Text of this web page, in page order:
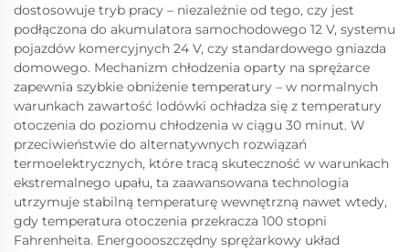
dostosowuje tryb pracy – niezależnie od tego, czy jest
podłączona do akumulatora samochodowego 12 V, systemu
pojazdów komercyjnych 24 V, czy standardowego gniazda
domowego. Mechanizm chłodzenia oparty na sprężarce
zapewnia szybkie obniżenie temperatury – w normalnych
warunkach zawartość lodówki ochładza się z temperatury
otoczenia do poziomu chłodzenia w ciągu 30 minut. W
przeciwieństwie do alternatywnych rozwiązań
termoelektrycznych, które tracą skuteczność w warunkach
ekstremalnego upału, ta zaawansowana technologia
utrzymuje stabilną temperaturę wewnętrzną nawet wtedy,
gdy temperatura otoczenia przekracza 100 stopni
Fahrenheita. Energoooszczędny sprężarkowy układ